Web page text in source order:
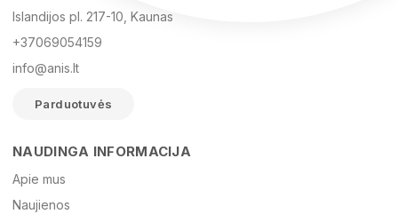
Islandijos pl. 217-10, Kaunas
+37069054159
info@anis.lt
Parduotuvės
NAUDINGA INFORMACIJA
Apie mus
Naujienos